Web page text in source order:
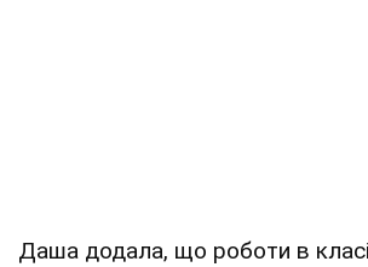
Даша додала, що роботи в